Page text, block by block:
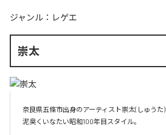
ジャンル： レゲエ
崇太
奈良県五條市出身のアーティスト崇太(しゅうた)